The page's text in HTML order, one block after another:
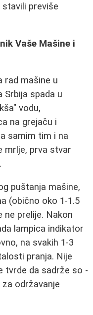
previše
Vaše Mašine i
rad mašine u
Srbija spada u
vodu,
na grejaču i
samim tim i na
mrlje, prva stvar
puštanja mašine,
(obično oko 1-1.5
ne prelije. Nakon
lampica indikator
na svakih 1-3
pranja. Nije
tvrde da sadrže so -
za održavanje